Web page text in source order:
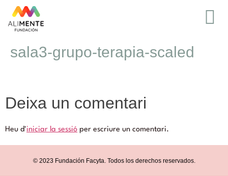
sala3-grupo-terapia-scaled
Deixa un comentari
Heu d'iniciar la sessió per escriure un comentari.
© 2023 Fundación Facyta. Todos los derechos reservados.